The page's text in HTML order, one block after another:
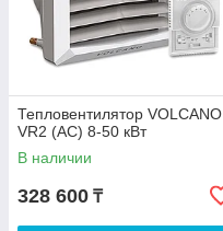
Тепловентилятор VOLCANO
VR2 (AC) 8-50 кВт
В наличии
328 600 ₸